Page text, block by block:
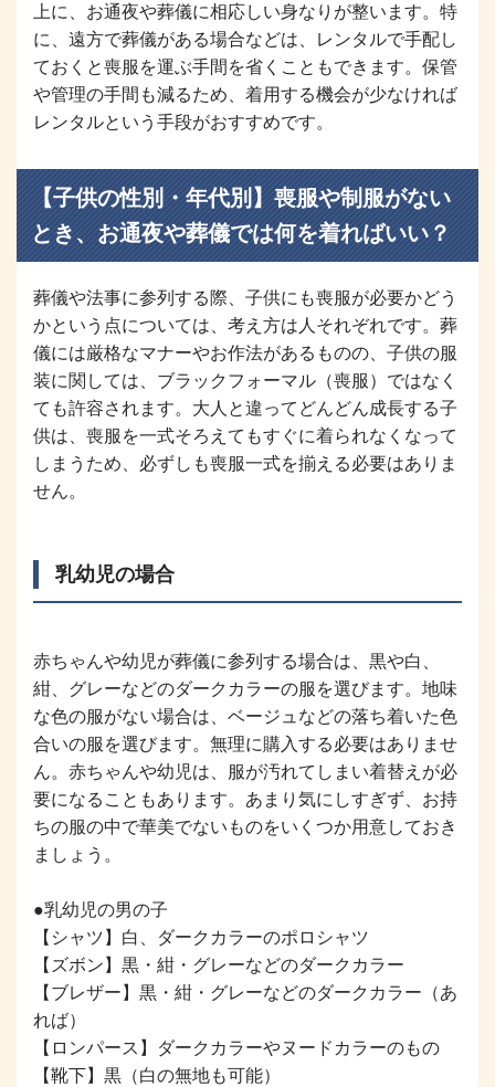
上に、お通夜や葬儀に相応しい身なりが整います。特
に、遠方で葬儀がある場合などは、レンタルで手配し
ておくと喪服を運ぶ手間を省くこともできます。保管
や管理の手間も減るため、着用する機会が少なければ
レンタルという手段がおすすめです。
【子供の性別・年代別】喪服や制服がない
とき、お通夜や葬儀では何を着ればいい？
葬儀や法事に参列する際、子供にも喪服が必要かどう
かという点については、考え方は人それぞれです。葬
儀には厳格なマナーやお作法があるものの、子供の服
装に関しては、ブラックフォーマル（喪服）ではなく
ても許容されます。大人と違ってどんどん成長する子
供は、喪服を一式そろえてもすぐに着られなくなって
しまうため、必ずしも喪服一式を揃える必要はありま
せん。
乳幼児の場合
赤ちゃんや幼児が葬儀に参列する場合は、黒や白、
紺、グレーなどのダークカラーの服を選びます。地味
な色の服がない場合は、ベージュなどの落ち着いた色
合いの服を選びます。無理に購入する必要はありませ
ん。赤ちゃんや幼児は、服が汚れてしまい着替えが必
要になることもあります。あまり気にしすぎず、お持
ちの服の中で華美でないものをいくつか用意しておき
ましょう。
●乳幼児の男の子
【シャツ】白、ダークカラーのポロシャツ
【ズボン】黒・紺・グレーなどのダークカラー
【ブレザー】黒・紺・グレーなどのダークカラー（あ
れば）
【ロンパース】ダークカラーやヌードカラーのもの
【靴下】黒（白の無地も可能）